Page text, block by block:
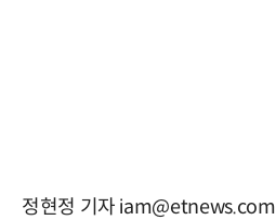
정현정 기자 iam@etnews.com